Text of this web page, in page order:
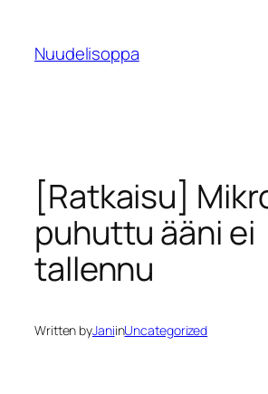
content
Nuudelisoppa
[Ratkaisu]
puhuttu ääni ei
tallennu
Written byJaniinUncategorized